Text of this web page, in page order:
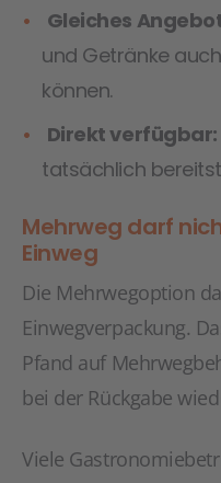
Gleiches
und Getränke
können.
Direkt verfügbar:
tatsächlich
Mehrweg darf
Einweg
Die Mehrwegoption
Einwegverpackung.
Pfand auf
bei der Rückgabe
Viele